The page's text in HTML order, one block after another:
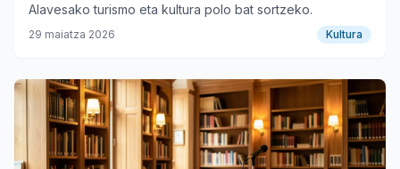
Alavesako turismo eta kultura polo bat sortzeko.
29 maiatza 2026 Kultura